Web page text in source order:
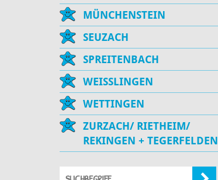
MÜNCHENSTEIN
SEUZACH
SPREITENBACH
WEISSLINGEN
WETTINGEN
ZURZACH/ RIETHEIM/
REKINGEN + TEGERFELDEN